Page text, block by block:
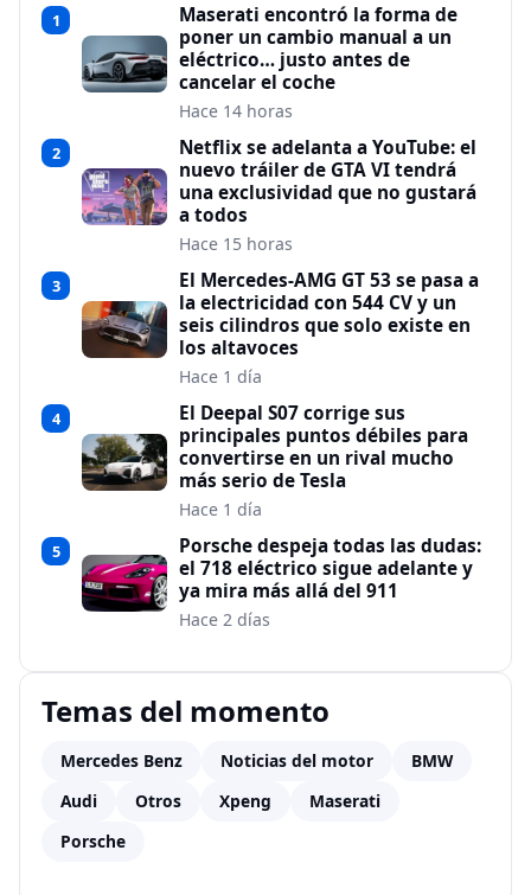
1
Maserati encontró la forma de
poner un cambio manual a un
eléctrico… justo antes de
cancelar el coche
Hace 14 horas
2
Netflix se adelanta a YouTube: el
nuevo tráiler de GTA VI tendrá
una exclusividad que no gustará
a todos
Hace 15 horas
3
El Mercedes-AMG GT 53 se pasa a
la electricidad con 544 CV y un
seis cilindros que solo existe en
los altavoces
Hace 1 día
4
El Deepal S07 corrige sus
principales puntos débiles para
convertirse en un rival mucho
más serio de Tesla
Hace 1 día
5
Porsche despeja todas las dudas:
el 718 eléctrico sigue adelante y
ya mira más allá del 911
Hace 2 días
Temas del momento
Mercedes Benz Noticias del motor
BMW
Audi
Otros Xpeng
Maserati
Porsche